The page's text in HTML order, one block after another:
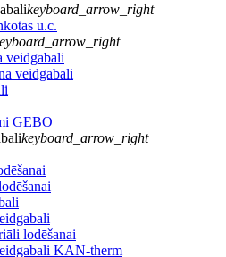
keyboard_arrow_right
u.c.
veidgabali
veidgabali
GEBO
keyboard_arrow_right
lodēšanai
KAN-therm